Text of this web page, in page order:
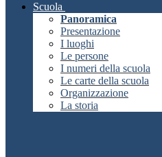
Scuola
Panoramica
Presentazione
I luoghi
Le persone
I numeri della scuola
Le carte della scuola
Organizzazione
La storia